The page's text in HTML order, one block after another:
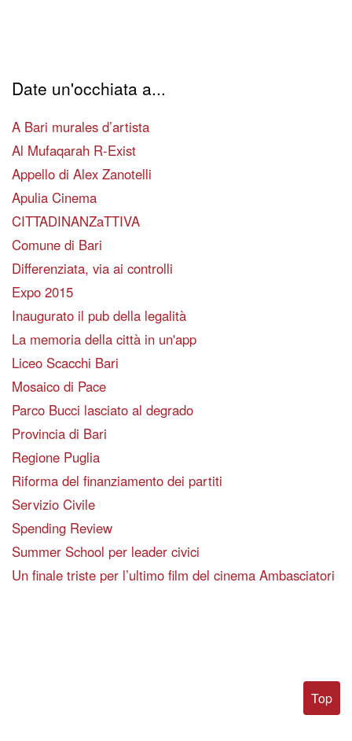
Date un'occhiata a...
A Bari murales d’artista
Al Mufaqarah R-Exist
Appello di Alex Zanotelli
Apulia Cinema
CITTADINANZaTTIVA
Comune di Bari
Differenziata, via ai controlli
Expo 2015
Inaugurato il pub della legalità
La memoria della città in un'app
Liceo Scacchi Bari
Mosaico di Pace
Parco Bucci lasciato al degrado
Provincia di Bari
Regione Puglia
Riforma del finanziamento dei partiti
Servizio Civile
Spending Review
Summer School per leader civici
Un finale triste per l’ultimo film del cinema Ambasciatori
Top